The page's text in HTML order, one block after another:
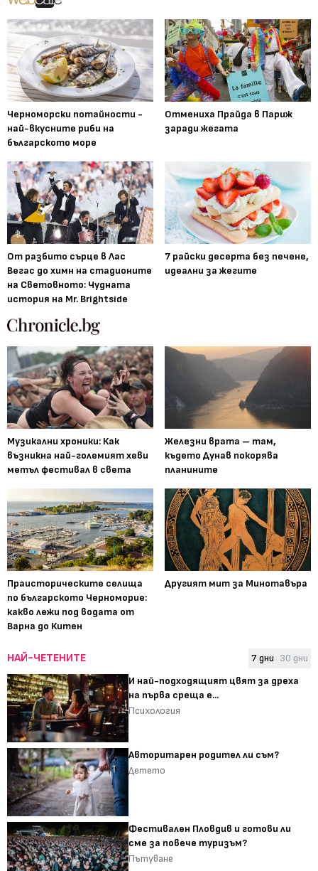
Черноморски потайности -
най-вкусните риби на
българското море
Отмениха Прайда в Париж
заради жегата
От разбито сърце в Лас
Вегас до химн на стадионите
на Световното: Чудната
история на Mr. Brightside
7 райски десерта без печене,
идеални за жегите
Музикални хроники: Как
възникна най-големият хеви
метъл фестивал в света
Железни врата – там,
където Дунав покорява
планините
Праисторическите селища
по българското Черноморие:
какво лежи под водата от
Варна до Китен
Другият мит за Минотавъра
НАЙ-ЧЕТЕНИТЕ 7 дни 30 дни
И най-подходящият цвят за дреха
на първа среща е...
Психология
Авторитарен родител ли съм?
Детето
Фестивален Пловдив и готови ли
сме за повече туризъм?
Пътуване